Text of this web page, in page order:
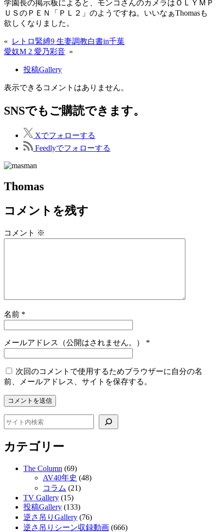
学園長の掲示板によると、モンコさんのカメラはＯＬＹＭＰ
ＵＳのＰＥＮ「ＰＬ２」のようですね。いいなぁThomasも
欲しくなりました。
«
レトロ緊縛9 生妻調教白書in千葉
愛奴M 2 愛乃彩音 »
投稿Gallery
表示できるコメントはありません。
SNSでもご購読できます。
Xでフォローする
Feedlyでフォローする
Thomas
コメントを残す
コメント ※
名前 *
メールアドレス（公開はされません。） *
次回のコメントで使用するためブラウザーに自分の名
前、メールアドレス、サイトを保存する。
検索
カテゴリー
The Column (69)
AV40年史 (48)
コラム (21)
TV Gallery (15)
投稿Gallery (133)
逆さ吊りGallery (76)
逆さ吊りシーン収録動画 (666)